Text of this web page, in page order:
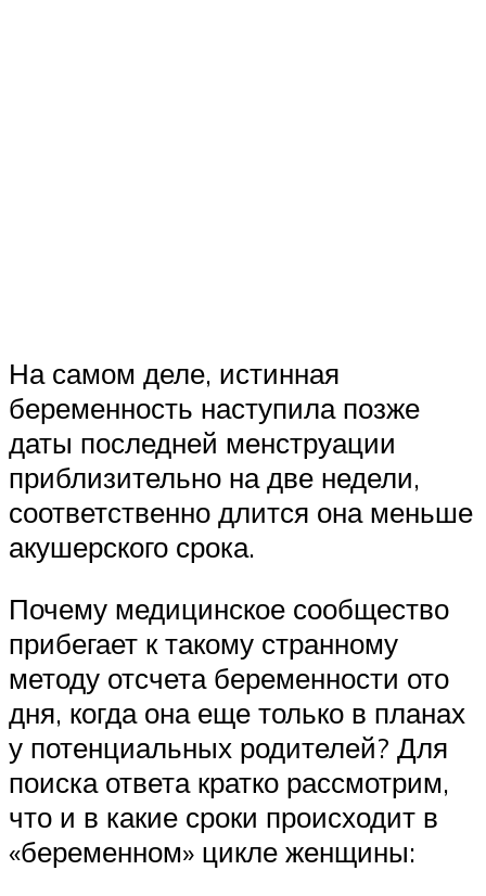
На самом деле, истинная
беременность наступила позже
даты последней менструации
приблизительно на две недели,
соответственно длится она меньше
акушерского срока.
Почему медицинское сообщество
прибегает к такому странному
методу отсчета беременности ото
дня, когда она еще только в планах
у потенциальных родителей? Для
поиска ответа кратко рассмотрим,
что и в какие сроки происходит в
«беременном» цикле женщины: